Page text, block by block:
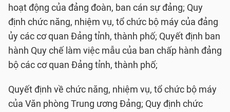
hoạt động của đảng đoàn, ban cán sự đảng; Quy
định chức năng, nhiệm vụ, tổ chức bộ máy của đảng
ủy các cơ quan Đảng tỉnh, thành phố; Quyết định ban
hành Quy chế làm việc mẫu của ban chấp hành đảng
bộ các cơ quan Đảng tỉnh, thành phố;
Quyết định về chức năng, nhiệm vụ, tổ chức bộ máy
của Văn phòng Trung ương Đảng; Quy định chức